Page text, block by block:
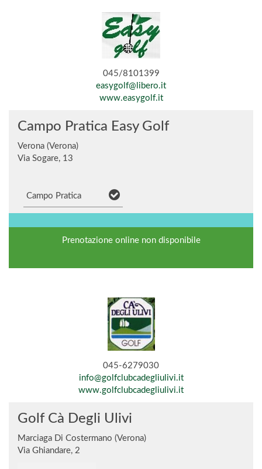
045/8101399
easygolf@libero.it
www.easygolf.it
Campo Pratica Easy Golf
Verona (Verona)
Via Sogare, 13
Campo Pratica
Prenotazione online non disponibile
045-6279030
info@golfclubcadegliulivi.it
www.golfclubcadegliulivi.it
Golf Cà Degli Ulivi
Marciaga Di Costermano (Verona)
Via Ghiandare, 2